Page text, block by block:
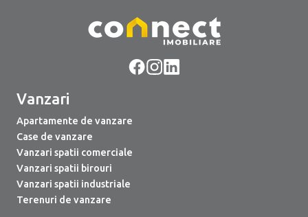
Vanzari
Apartamente de vanzare
Case de vanzare
Vanzari spatii comerciale
Vanzari spatii birouri
Vanzari spatii industriale
Terenuri de vanzare